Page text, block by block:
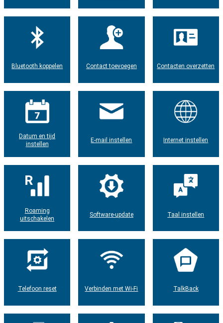
Bluetooth koppelen Contact toevoegen Contacten overzetten
Datum en tijd
instellen
E-mail instellen Internet instellen
Roaming
uitschakelen
Software-update Taal instellen
Telefoon reset Verbinden met Wi-Fi TalkBack